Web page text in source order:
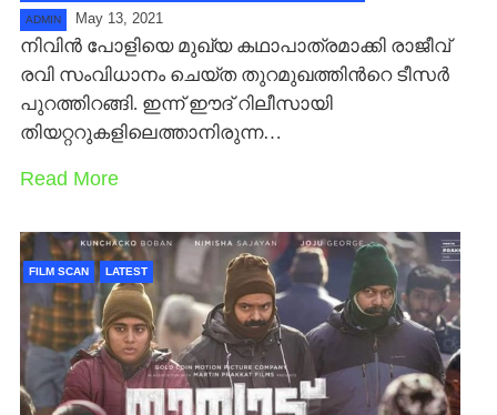
ADMIN May 13, 2021
നിവിന്‍ പോളിയെ മുഖ്യ കഥാപാത്രമാക്കി രാജീവ്
രവി സംവിധാനം ചെയ്ത തുറമുഖത്തിന്‍റെ ടീസര്‍
പുറത്തിറങ്ങി. ഇന്ന് ഈദ് റിലീസായി
തിയറ്ററുകളിലെത്താനിരുന്ന…
Read More
FILM SCAN LATEST